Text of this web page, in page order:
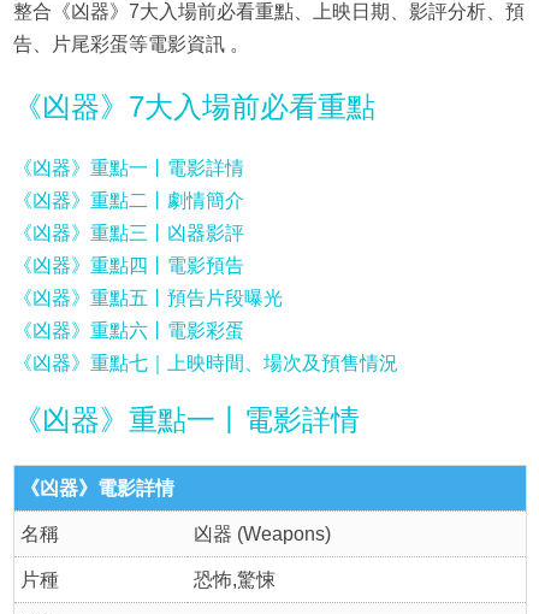
整合《凶器》7大入場前必看重點、上映日期、影評分析、預
告、片尾彩蛋等電影資訊 。
《凶器》7大入場前必看重點
《凶器》重點一丨電影詳情
《凶器》重點二丨劇情簡介
《凶器》重點三丨凶器影評
《凶器》重點四丨電影預告
《凶器》重點五丨預告片段曝光
《凶器》重點六丨電影彩蛋
《凶器》重點七｜上映時間、場次及預售情況
《凶器》重點一丨電影詳情
《凶器》電影詳情
名稱 凶器 (Weapons)
片種 恐怖,驚悚